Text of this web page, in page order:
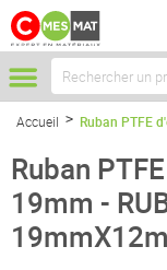
Accueil Ruban PTFE
Ruban
19mm -